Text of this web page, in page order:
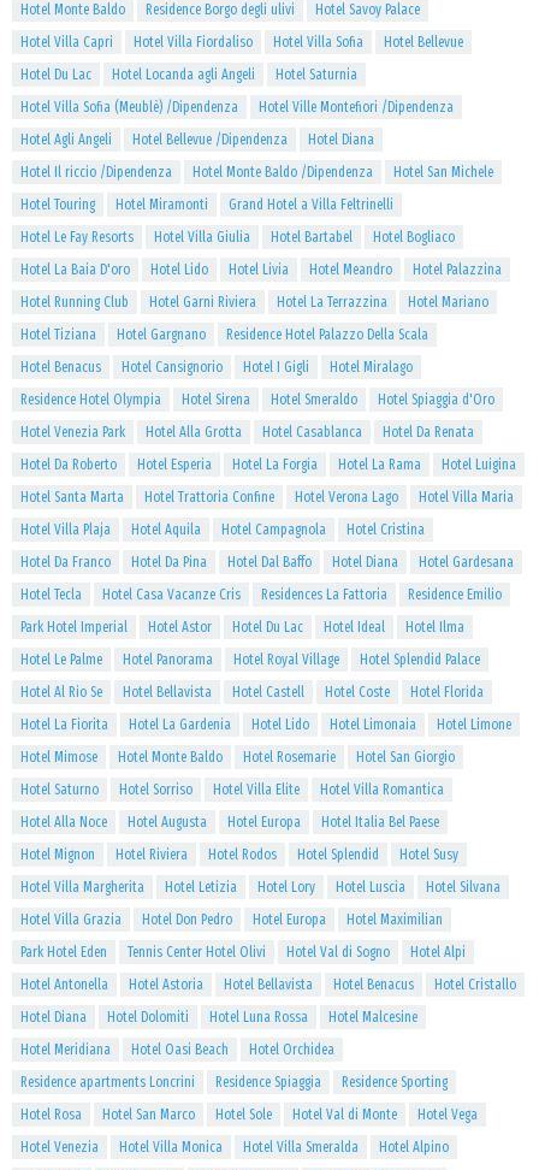
Hotel Monte Baldo
Residence Borgo degli ulivi
Hotel Savoy Palace
Hotel Villa Capri
Hotel Villa Fiordaliso Hotel Villa Sofia
Hotel Bellevue
Hotel Du Lac
Hotel Locanda agli Angeli
Hotel Saturnia
Hotel Villa Sofia (Meublè) /Dipendenza
Hotel Ville Montefiori /Dipendenza
Hotel Agli Angeli
Hotel Bellevue /Dipendenza
Hotel Diana
Hotel Il riccio /Dipendenza
Hotel Monte Baldo /Dipendenza
Hotel San Michele
Hotel Touring
Hotel Miramonti
Grand Hotel a Villa Feltrinelli
Hotel Le Fay Resorts
Hotel Villa Giulia Hotel Bartabel
Hotel Bogliaco
Hotel La Baia D'oro
Hotel Lido Hotel Livia Hotel Meandro
Hotel Palazzina
Hotel Running Club
Hotel Garni Riviera Hotel La Terrazzina
Hotel Mariano
Hotel Tiziana
Hotel Gargnano
Residence Hotel Palazzo Della Scala
Hotel Benacus
Hotel Cansignorio Hotel I Gigli
Hotel Miralago
Residence Hotel Olympia
Hotel Sirena Hotel Smeraldo
Hotel Spiaggia d'Oro
Hotel Venezia Park
Hotel Alla Grotta Hotel Casablanca
Hotel Da Renata
Hotel Da Roberto
Hotel Esperia Hotel La Forgia Hotel La Rama
Hotel Luigina
Hotel Santa Marta
Hotel Trattoria Confine Hotel Verona Lago
Hotel Villa Maria
Hotel Villa Plaja
Hotel Aquila Hotel Campagnola
Hotel Cristina
Hotel Da Franco
Hotel Da Pina Hotel Dal Baffo Hotel Diana
Hotel Gardesana
Hotel Tecla
Hotel Casa Vacanze Cris Residences La Fattoria
Residence Emilio
Park Hotel Imperial
Hotel Astor Hotel Du Lac Hotel Ideal
Hotel Ilma
Hotel Le Palme
Hotel Panorama Hotel Royal Village
Hotel Splendid Palace
Hotel Al Rio Se
Hotel Bellavista Hotel Castell Hotel Coste
Hotel Florida
Hotel La Fiorita
Hotel La Gardenia Hotel Lido Hotel Limonaia
Hotel Limone
Hotel Mimose
Hotel Monte Baldo Hotel Rosemarie
Hotel San Giorgio
Hotel Saturno
Hotel Sorriso Hotel Villa Elite
Hotel Villa Romantica
Hotel Alla Noce
Hotel Augusta Hotel Europa
Hotel Italia Bel Paese
Hotel Mignon
Hotel Riviera Hotel Rodos Hotel Splendid
Hotel Susy
Hotel Villa Margherita
Hotel Letizia Hotel Lory Hotel Luscia
Hotel Silvana
Hotel Villa Grazia
Hotel Don Pedro Hotel Europa
Hotel Maximilian
Park Hotel Eden
Tennis Center Hotel Olivi Hotel Val di Sogno
Hotel Alpi
Hotel Antonella
Hotel Astoria Hotel Bellavista Hotel Benacus
Hotel Cristallo
Hotel Diana
Hotel Dolomiti Hotel Luna Rossa
Hotel Malcesine
Hotel Meridiana
Hotel Oasi Beach
Hotel Orchidea
Residence apartments Loncrini
Residence Spiaggia
Residence Sporting
Hotel Rosa
Hotel San Marco Hotel Sole Hotel Val di Monte
Hotel Vega
Hotel Venezia
Hotel Villa Monica Hotel Villa Smeralda
Hotel Alpino